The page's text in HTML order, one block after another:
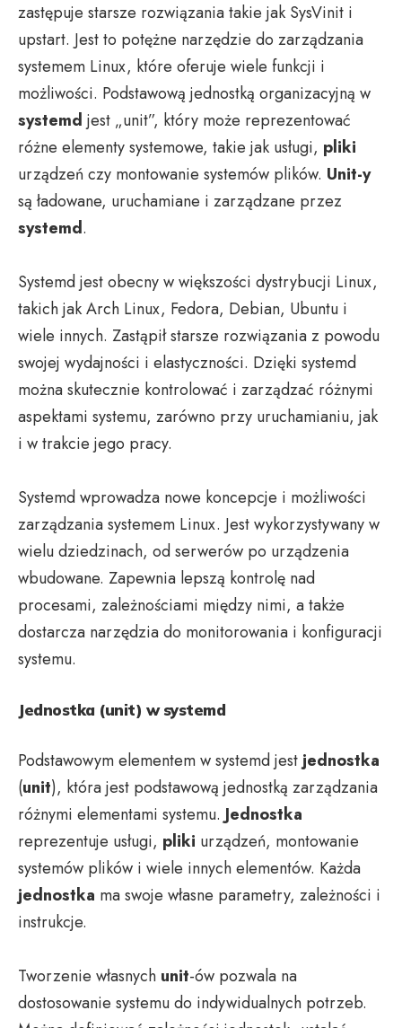
zastępuje starsze rozwiązania takie jak SysVinit i
upstart. Jest to potężne narzędzie do zarządzania
systemem Linux, które oferuje wiele funkcji i
możliwości. Podstawową jednostką organizacyjną w
systemd jest „unit”, który może reprezentować
różne elementy systemowe, takie jak usługi, pliki
urządzeń czy montowanie systemów plików. Unit-y
są ładowane, uruchamiane i zarządzane przez
systemd.
Systemd jest obecny w większości dystrybucji Linux,
takich jak Arch Linux, Fedora, Debian, Ubuntu i
wiele innych. Zastąpił starsze rozwiązania z powodu
swojej wydajności i elastyczności. Dzięki systemd
można skutecznie kontrolować i zarządzać różnymi
aspektami systemu, zarówno przy uruchamianiu, jak
i w trakcie jego pracy.
Systemd wprowadza nowe koncepcje i możliwości
zarządzania systemem Linux. Jest wykorzystywany w
wielu dziedzinach, od serwerów po urządzenia
wbudowane. Zapewnia lepszą kontrolę nad
procesami, zależnościami między nimi, a także
dostarcza narzędzia do monitorowania i konfiguracji
systemu.
Jednostka (unit) w systemd
Podstawowym elementem w systemd jestjednostka
(unit), która jest podstawową jednostką zarządzania
różnymi elementami systemu.Jednostka
reprezentuje usługi, pliki urządzeń, montowanie
systemów plików i wiele innych elementów. Każda
jednostka ma swoje własne parametry, zależności i
instrukcje.
Tworzenie własnych unit-ów pozwala na
dostosowanie systemu do indywidualnych potrzeb.